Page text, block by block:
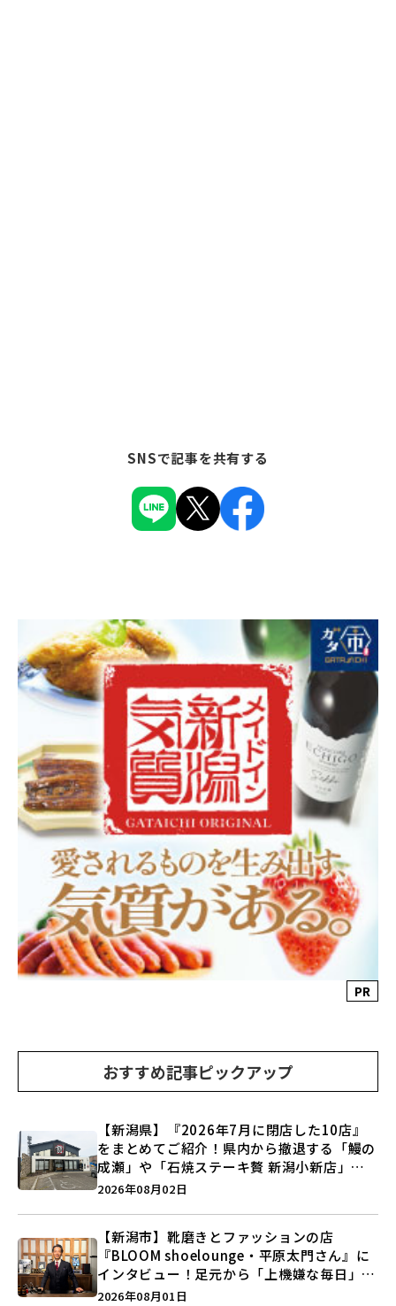
SNSで記事を共有する
PR
おすすめ記事ピックアップ
【新潟県】『2026年7月に閉店した10店』
をまとめてご紹介！県内から撤退する「鰻の
成瀬」や「石焼ステーキ贅 新潟小新店」が
営業に幕…。
2026年08月02日
【新潟市】靴磨きとファッションの店
『BLOOM shoelounge・平原太門さん』に
インタビュー！足元から「上機嫌な毎日」を
つくる装いの提案とは？
2026年08月01日